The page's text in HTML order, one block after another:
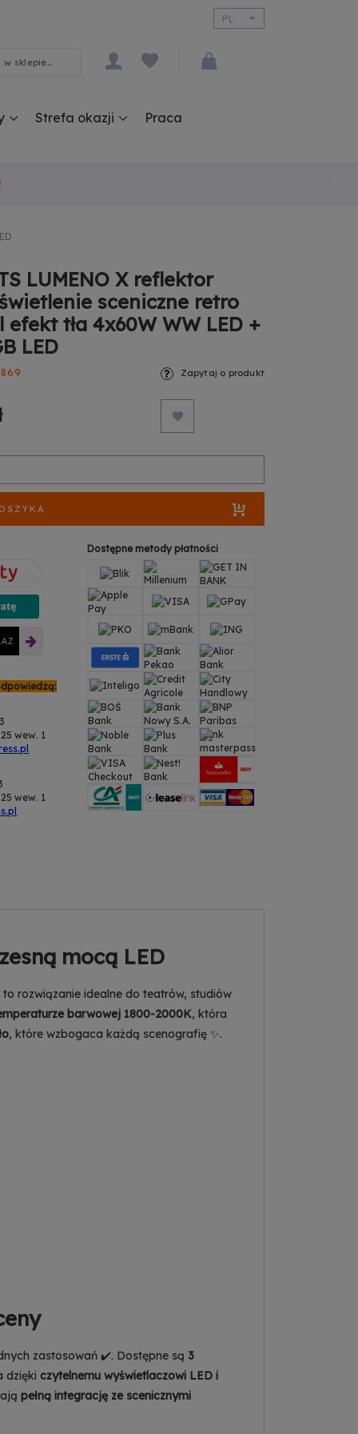
PL
Strefa okazji Praca
LUMENO X reflektor
sceniczne retro
efekt tła 4x60W WW LED +
LED
Zapytaj o produkt
wew. 1
wew. 1
Dostępne metody płatności
mocą LED
to rozwiązanie idealne do teatrów, studiów
barwowej 1800-2000K, która
, które wzbogaca każdą scenografię ✨.
zastosowań ✔️. Dostępne są 3
dzięki czytelnemu wyświetlaczowi LED i
pełną integrację ze scenicznymi